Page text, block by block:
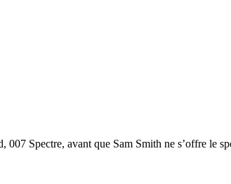
Spectre, avant que Sam Smith ne s’offre le